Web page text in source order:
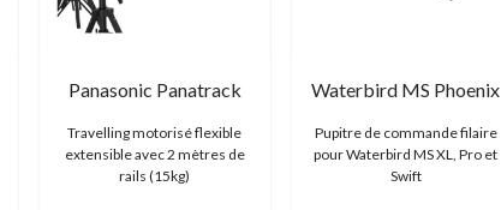
Panasonic Panatrack
Travelling motorisé flexible
extensible avec 2 mètres de
rails (15kg)
Waterbird MS Phoenix
Pupitre de commande filaire
pour Waterbird MS XL, Pro et
Swift